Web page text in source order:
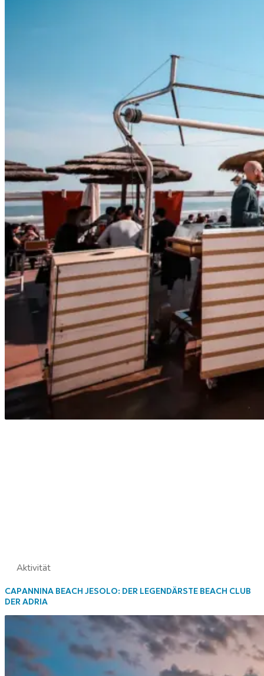
Aktivität
CAPANNINA BEACH JESOLO: DER LEGENDÄRSTE BEACH CLUB
DER ADRIA